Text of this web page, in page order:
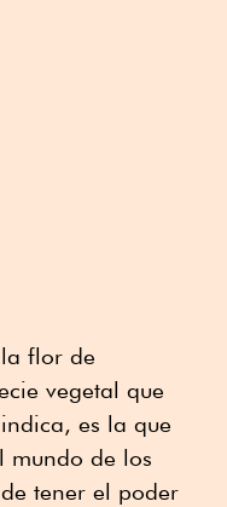
flor de
vegetal que
es la que
mundo de los
tener el poder